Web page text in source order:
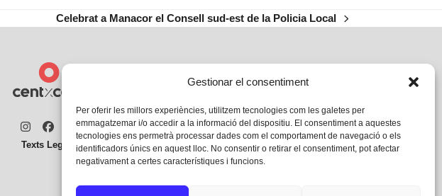
Gestionar el consentiment
Per oferir les millors experiències, utilitzem tecnologies com les galetes per
emmagatzemar i/o accedir a la informació del dispositiu. El consentiment a aquestes
tecnologies ens permetrà processar dades com el comportament de navegació o els
identificadors únics en aquest lloc. No consentir o retirar el consentiment, pot afectar
negativament a certes característiques i funcions.
next
Celebrat a Manacor el Consell sud-est de la Policia Local
Instagram
Facebook
Twitter
Texts Legals